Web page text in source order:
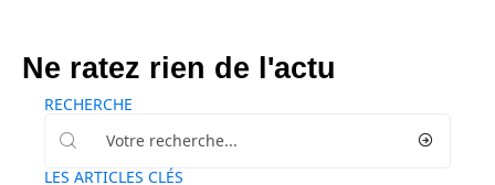
Ne ratez rien de l'actu
RECHERCHE
LES ARTICLES CLÉS